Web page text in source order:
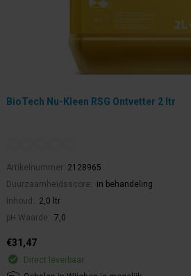
BioTech Nu-Kleen RSG Ontvetter 2 ltr
Artikelnummer: 2128965
Duurzaamheidsscore:
in behandeling
Inhoud:
2,0 ltr
pH Waarde:
7,0
€31,47
Direct leverbaar